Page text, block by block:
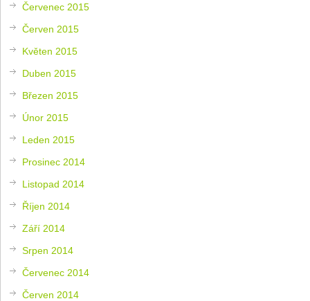
Červenec 2015
Červen 2015
Květen 2015
Duben 2015
Březen 2015
Únor 2015
Leden 2015
Prosinec 2014
Listopad 2014
Říjen 2014
Září 2014
Srpen 2014
Červenec 2014
Červen 2014